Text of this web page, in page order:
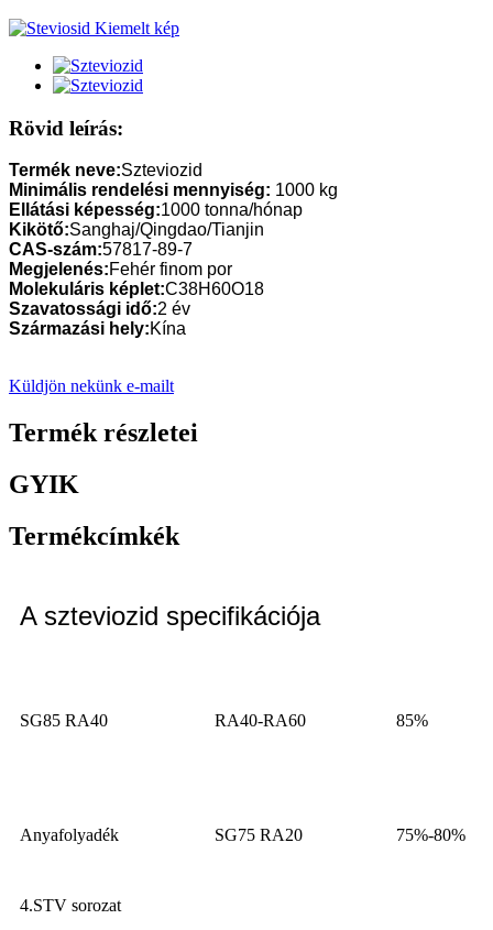
Rövid leírás:
Termék neve:Szteviozid
Minimális rendelési mennyiség: 1000 kg
Ellátási képesség:1000 tonna/hónap
Kikötő:Sanghaj/Qingdao/Tianjin
CAS-szám:57817-89-7
Megjelenés:Fehér finom por
Molekuláris képlet:C38H60O18
Szavatossági idő:2 év
Származási hely:Kína
Küldjön nekünk e-mailt
Termék részletei
GYIK
Termékcímkék
A szteviozid specifikációja
SG85 RA40 RA40-RA60 85%
Anyafolyadék SG75 RA20 75%-80%
4.STV sorozat